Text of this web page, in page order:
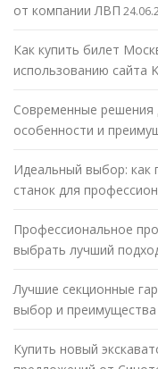
от компании ЛВП
Как купить билет
использованию сайта
Современные
особенности и
Идеальный выбор: как
станок для
Профессиональное
выбрать лучший
Лучшие секционные
выбор и преимущества
Купить новый